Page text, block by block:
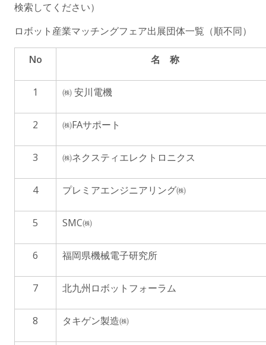
検索してください）
ロボット産業マッチングフェア出展団体一覧（順不同）
No 名 称
1 ㈱ 安川電機
2 ㈱FAサポート
3 ㈱ネクスティエレクトロニクス
4 プレミアエンジニアリング㈱
5 SMC㈱
6 福岡県機械電子研究所
7 北九州ロボットフォーラム
8 タキゲン製造㈱